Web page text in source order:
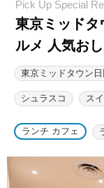
東京ミッド
ルメ 人気お
シュラスコ ス
ランチ カフェ